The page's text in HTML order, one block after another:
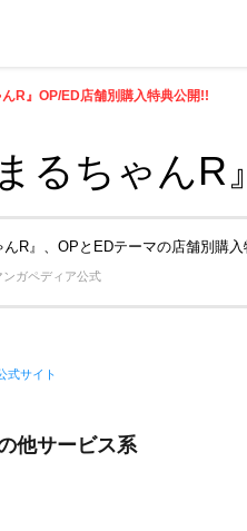
んR』OP/ED店舗別購入特典公開!!
るちゃん
R』、OPとEDテーマの店舗別購入
ガペディア公式
式サイト
他サービス系